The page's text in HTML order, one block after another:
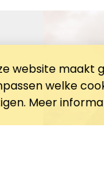
website maakt
welke
Meer